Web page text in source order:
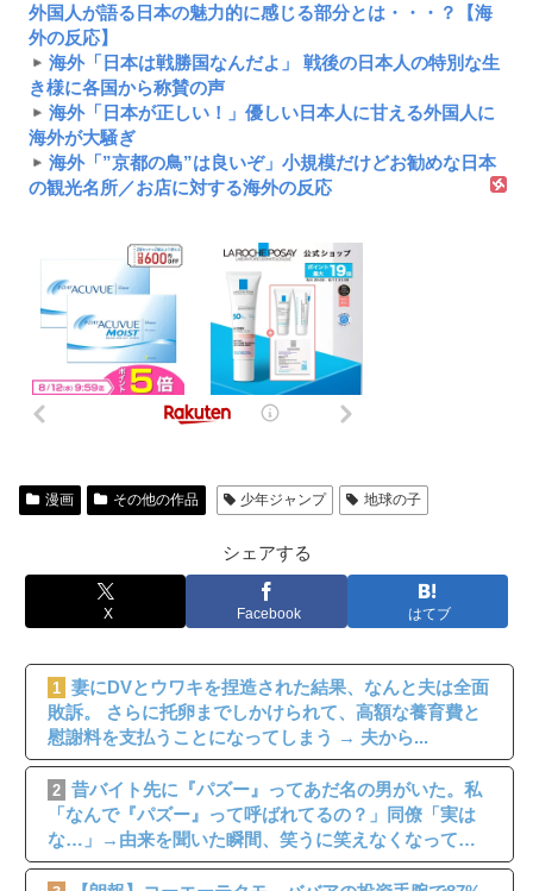
外国人が語る日本の魅力的に感じる部分とは・・・？【海
外の反応】
海外「日本は戦勝国なんだよ」 戦後の日本人の特別な生
き様に各国から称賛の声
海外「日本が正しい！」優しい日本人に甘える外国人に
海外が大騒ぎ
海外「”京都の鳥”は良いぞ」小規模だけどお勧めな日本
の観光名所／お店に対する海外の反応
漫画 その他の作品 少年ジャンプ 地球の子
シェアする
X Facebook はてブ
1 妻にDVとウワキを捏造された結果、なんと夫は全面
敗訴。 さらに托卵までしかけられて、高額な養育費と
慰謝料を支払うことになってしまう → 夫から...
2 昔バイト先に『パズー』ってあだ名の男がいた。私
「なんで『パズー』って呼ばれてるの？」同僚「実は
な…」→由来を聞いた瞬間、笑うに笑えなくなって…